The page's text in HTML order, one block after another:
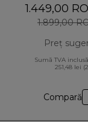
1.449,00
1.899,00
Preț
Sumă TVA
251,48 lei
Compară